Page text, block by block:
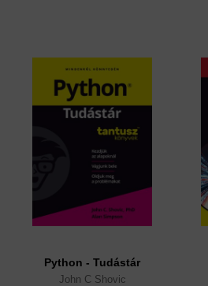
Python - Tudástár
John C Shovic